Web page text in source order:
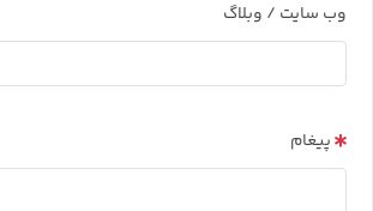
وب سایت / وبلاگ
پیغام